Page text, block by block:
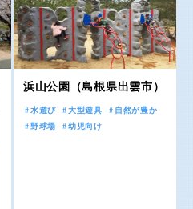
愛媛
浜山公園（島根県出雲市）
水遊び 大型遊具
自然が豊か
野球場
幼児向け